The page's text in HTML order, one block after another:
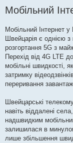
Мобільний
Мобільний Інтернет
Швейцарія є однією з
розгортання 5G з
Перехід від 4G LTE
мобільні швидкості,
затримку
переривання
Швейцарські
навіть віддалені
надшвидким
залишилася в
лише збільшення